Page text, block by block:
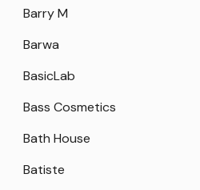
Barry M
Barwa
BasicLab
Bass Cosmetics
Bath House
Batiste